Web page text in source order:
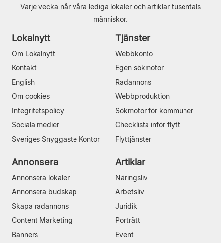
Varje vecka når våra lediga lokaler och artiklar tusentals
människor.
Lokalnytt
Om Lokalnytt
Kontakt
English
Om cookies
Integritetspolicy
Sociala medier
Sveriges Snyggaste Kontor
Tjänster
Webbkonto
Egen sökmotor
Radannons
Webbproduktion
Sökmotor för kommuner
Checklista inför flytt
Flyttjänster
Annonsera
Annonsera lokaler
Annonsera budskap
Skapa radannons
Content Marketing
Banners
Artiklar
Näringsliv
Arbetsliv
Juridik
Porträtt
Event